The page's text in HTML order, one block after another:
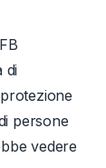
di
persone
vedere